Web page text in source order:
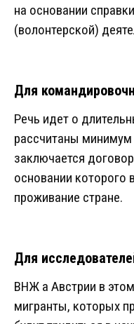
на основании
(волонтерской)
Для
Речь идет о
рассчитаны минимум
заключается
основании которого
проживание стране.
Для
ВНЖ а Австрии в
мигранты, которых